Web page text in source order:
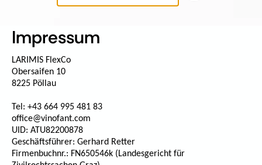
Impressum
LARIMIS FlexCo
Obersaifen 10
8225 Pöllau
Tel: +43 664 995 481 83
office@vinofant.com
UID: ATU82200878
Geschäftsführer: Gerhard Retter
Firmenbuchnr.: FN650546k (Landesgericht für